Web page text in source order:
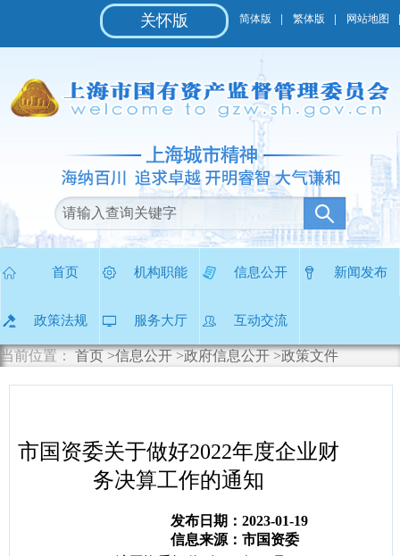
碍
说
站
航
区
到
主
要
内
网站地图
繁体版
简体版
关怀版
首页 机构职能 信息公开 新闻发布
政策法规 服务大厅 互动交流
当前位置： 首页 >信息公开 >政府信息公开 >政策文件
市国资委关于做好2022年度企业财
务决算工作的通知
发布日期：2023-01-19
信息来源：市国资委